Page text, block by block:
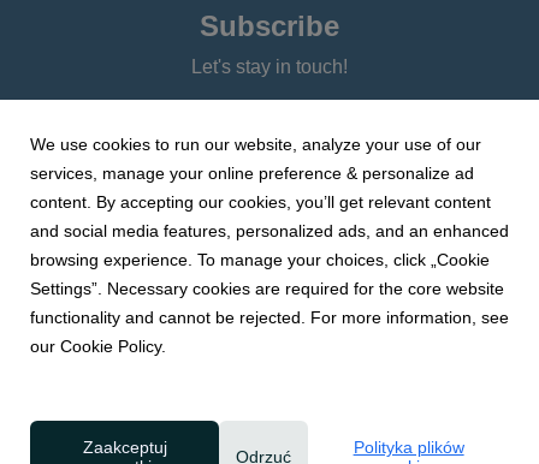
Subscribe
Let's stay in touch!
1 2 3 4 5 6
We use cookies to run our website, analyze your use of our
services, manage your online preference & personalize ad
content. By accepting our cookies, you’ll get relevant content
and social media features, personalized ads, and an enhanced
browsing experience. To manage your choices, click „Cookie
Settings”. Necessary cookies are required for the core website
functionality and cannot be rejected. For more information, see
our Cookie Policy.
Zaakceptuj
Odrzuć
Polityka plików